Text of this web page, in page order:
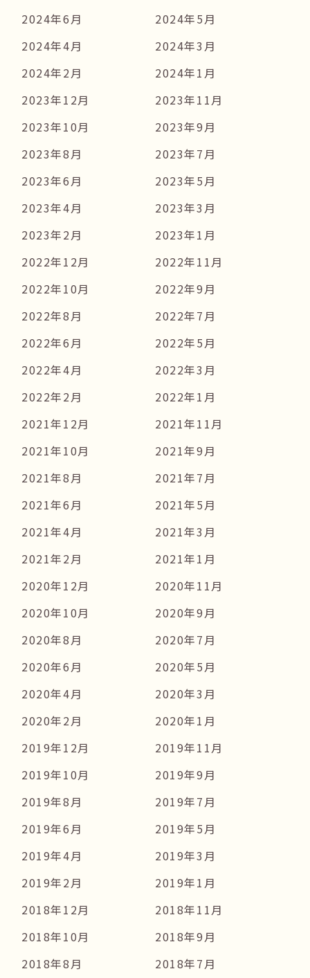
2024年6月
2024年5月
2024年4月
2024年3月
2024年2月
2024年1月
2023年12月
2023年11月
2023年10月
2023年9月
2023年8月
2023年7月
2023年6月
2023年5月
2023年4月
2023年3月
2023年2月
2023年1月
2022年12月
2022年11月
2022年10月
2022年9月
2022年8月
2022年7月
2022年6月
2022年5月
2022年4月
2022年3月
2022年2月
2022年1月
2021年12月
2021年11月
2021年10月
2021年9月
2021年8月
2021年7月
2021年6月
2021年5月
2021年4月
2021年3月
2021年2月
2021年1月
2020年12月
2020年11月
2020年10月
2020年9月
2020年8月
2020年7月
2020年6月
2020年5月
2020年4月
2020年3月
2020年2月
2020年1月
2019年12月
2019年11月
2019年10月
2019年9月
2019年8月
2019年7月
2019年6月
2019年5月
2019年4月
2019年3月
2019年2月
2019年1月
2018年12月
2018年11月
2018年10月
2018年9月
2018年8月
2018年7月